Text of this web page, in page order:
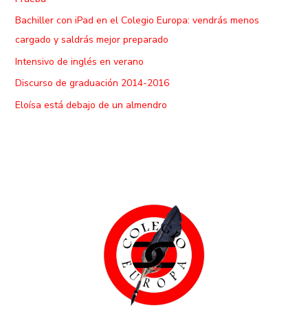
Bachiller con iPad en el Colegio Europa: vendrás menos
cargado y saldrás mejor preparado
Intensivo de inglés en verano
Discurso de graduación 2014-2016
Eloísa está debajo de un almendro